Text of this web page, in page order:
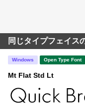
同じタイプフェイス
Windows Open Type Font
Mt Flat Std Lt